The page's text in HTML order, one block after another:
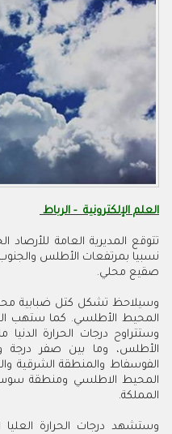
العلم الإلكترونية - الرباط
تتوقع المديرية العامة للأرصاد
نسبيا بمرتفعات الأطلس
صقيع محلي.
وسيلاحظ تشكل كتل ضبابية
المحيط الأطلسي. كما ستهب
المملكة.
وستشهد درجات الحرارة العليا